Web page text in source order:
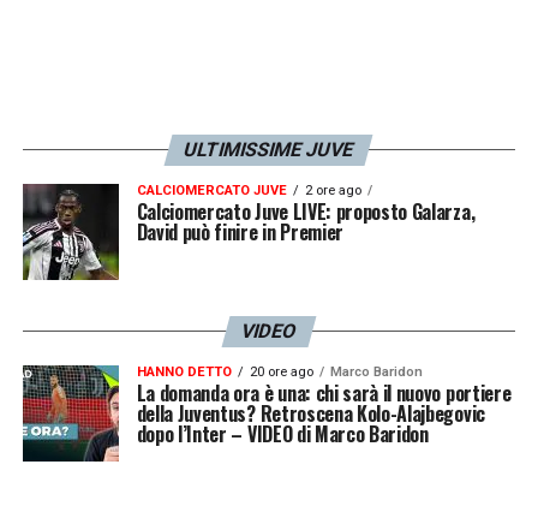
ULTIMISSIME JUVE
CALCIOMERCATO JUVE 2 ore ago
Calciomercato Juve LIVE: proposto Galarza,
David può finire in Premier
VIDEO
HANNO DETTO 20 ore ago Marco Baridon
La domanda ora è una: chi sarà il nuovo portiere
della Juventus? Retroscena Kolo-Alajbegovic
dopo l’Inter – VIDEO di Marco Baridon